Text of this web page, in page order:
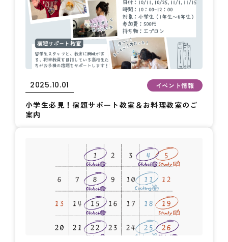
2025.10.01 イベント情報
小学生必見！宿題サポート教室＆お料理教室のご
案内